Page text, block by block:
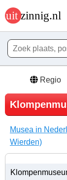
Regio
Musea in
Wierden)